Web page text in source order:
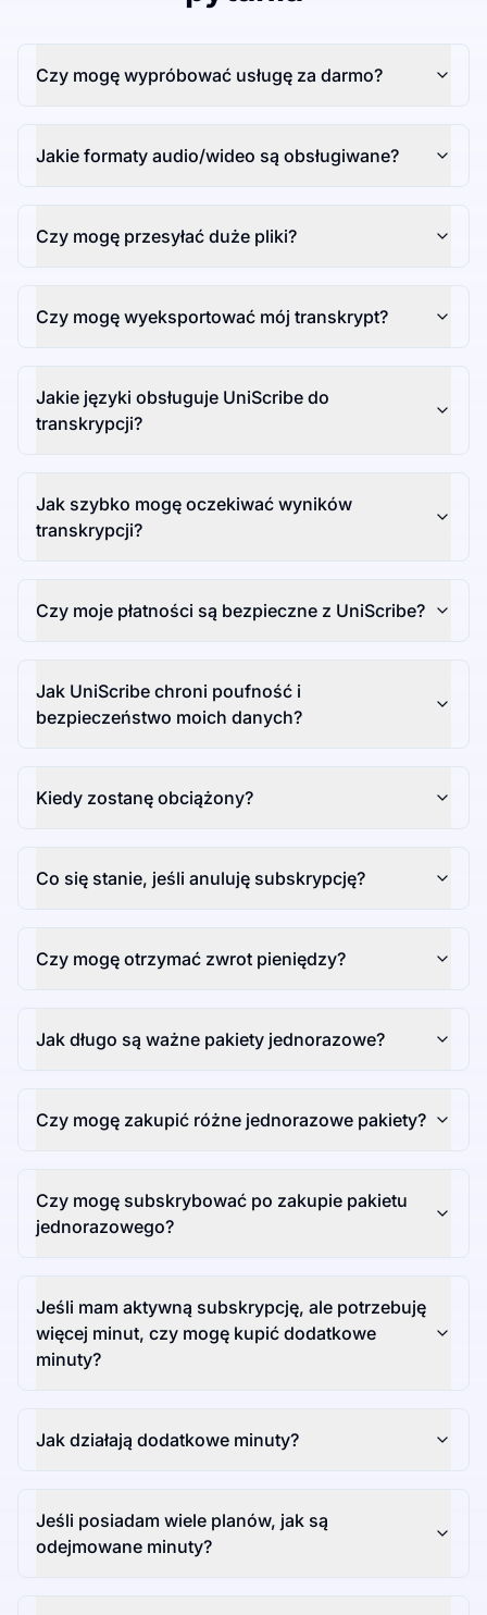
Czy mogę wypróbować usługę za darmo?
Jakie formaty audio/wideo są obsługiwane?
Czy mogę przesyłać duże pliki?
Czy mogę wyeksportować mój transkrypt?
Jakie języki obsługuje UniScribe do
transkrypcji?
Jak szybko mogę oczekiwać wyników
transkrypcji?
Czy moje płatności są bezpieczne z UniScribe?
Jak UniScribe chroni poufność i
bezpieczeństwo moich danych?
Kiedy zostanę obciążony?
Co się stanie, jeśli anuluję subskrypcję?
Czy mogę otrzymać zwrot pieniędzy?
Jak długo są ważne pakiety jednorazowe?
Czy mogę zakupić różne jednorazowe pakiety?
Czy mogę subskrybować po zakupie pakietu
jednorazowego?
Jeśli mam aktywną subskrypcję, ale potrzebuję
więcej minut, czy mogę kupić dodatkowe
minuty?
Jak działają dodatkowe minuty?
Jeśli posiadam wiele planów, jak są
odejmowane minuty?